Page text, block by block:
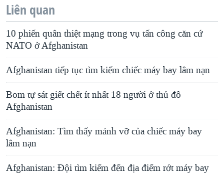
Liên quan
10 phiến quân thiệt mạng trong vụ tấn công căn cứ
NATO ở Afghanistan
Afghanistan tiếp tục tìm kiếm chiếc máy bay lâm nạn
Bom tự sát giết chết ít nhất 18 người ở thủ đô
Afghanistan
Afghanistan: Tìm thấy mảnh vỡ của chiếc máy bay
lâm nạn
Afghanistan: Ðội tìm kiếm đến địa điểm rớt máy bay